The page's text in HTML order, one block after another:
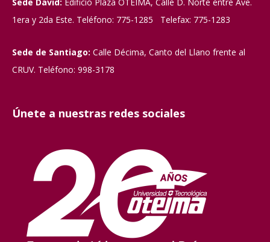
Sede David: Edificio Plaza OTEIMA, Calle D. Norte entre Ave.
1era y 2da Este. Teléfono: 775-1285 Telefax: 775-1283
Sede de Santiago: Calle Décima, Canto del Llano frente al
CRUV. Teléfono: 998-3178
Únete a nuestras redes sociales